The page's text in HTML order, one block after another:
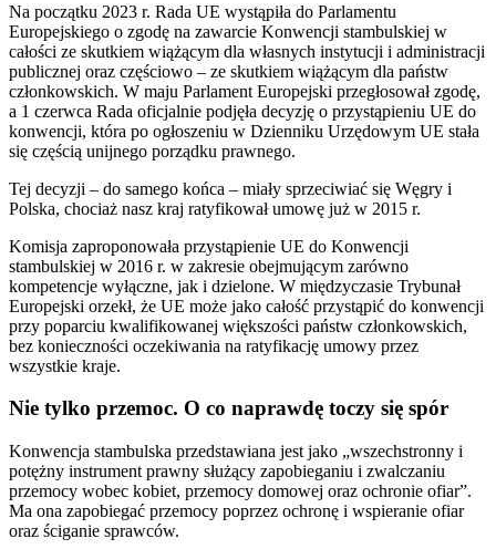
Na początku 2023 r. Rada UE wystąpiła do Parlamentu
Europejskiego o zgodę na zawarcie Konwencji stambulskiej w
całości ze skutkiem wiążącym dla własnych instytucji i administracji
publicznej oraz częściowo – ze skutkiem wiążącym dla państw
członkowskich. W maju Parlament Europejski przegłosował zgodę,
a 1 czerwca Rada oficjalnie podjęła decyzję o przystąpieniu UE do
konwencji, która po ogłoszeniu w Dzienniku Urzędowym UE stała
się częścią unijnego porządku prawnego.
Tej decyzji – do samego końca – miały sprzeciwiać się Węgry i
Polska, chociaż nasz kraj ratyfikował umowę już w 2015 r.
Komisja zaproponowała przystąpienie UE do Konwencji
stambulskiej w 2016 r. w zakresie obejmującym zarówno
kompetencje wyłączne, jak i dzielone. W międzyczasie Trybunał
Europejski orzekł, że UE może jako całość przystąpić do konwencji
przy poparciu kwalifikowanej większości państw członkowskich,
bez konieczności oczekiwania na ratyfikację umowy przez
wszystkie kraje.
Nie tylko przemoc. O co naprawdę toczy się spór
Konwencja stambulska przedstawiana jest jako „wszechstronny i
potężny instrument prawny służący zapobieganiu i zwalczaniu
przemocy wobec kobiet, przemocy domowej oraz ochronie ofiar”.
Ma ona zapobiegać przemocy poprzez ochronę i wspieranie ofiar
oraz ściganie sprawców.